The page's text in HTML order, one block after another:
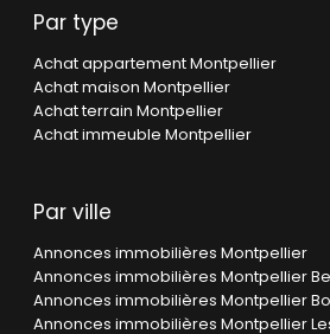
Par type
Achat appartement Montpellier
Achat maison Montpellier
Achat terrain Montpellier
Achat immeuble Montpellier
Par ville
Annonces immobilières Montpellier
Annonces immobilières Montpellier
Annonces immobilières Montpellier
Annonces immobilières Montpellier